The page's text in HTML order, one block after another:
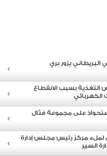
يزور بري
التغذية بسبب الانقطاع
الكهربائي
لملء مركز رئيس مجلس إدارة
السير